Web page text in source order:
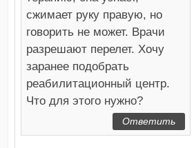
сжимает руку правую, но
говорить не может. Врачи
разрешают перелет. Хочу
заранее подобрать
реабилитационный центр.
Что для этого нужно?
Ответить